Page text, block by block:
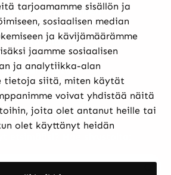
tarjoamamme sisällön ja
sosiaalisen median
ja kävijämäärämme
jaamme sosiaalisen
ja analytiikka-alan
tietoja siitä, miten käytät
voivat yhdistää näitä
joita olet antanut heille tai
olet käyttänyt heidän
ostaminen
Maksutavat ja
toimitusehdot
Palautukset
Rekisteriseloste
etsimääsi? Hae sivustolta:
Haku